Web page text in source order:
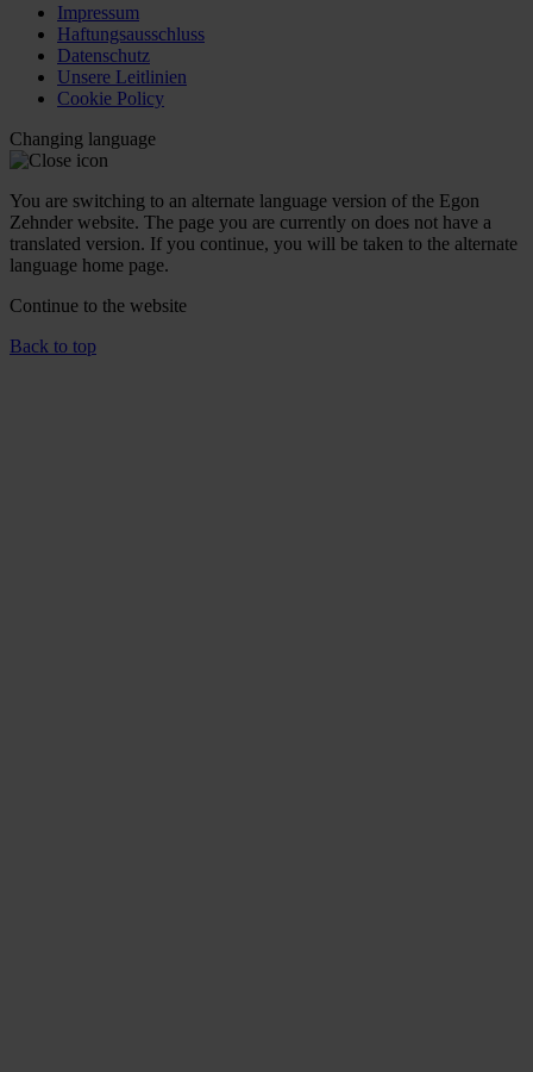
Impressum
Haftungsausschluss
Datenschutz
Unsere Leitlinien
Cookie Policy
Changing language
You are switching to an alternate language version of the Egon
Zehnder website. The page you are currently on does not have a
translated version. If you continue, you will be taken to the alternate
language home page.
Continue to the website
Back to top